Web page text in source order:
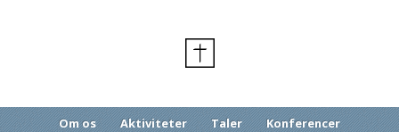
Om os Aktiviteter Taler
Konferencer